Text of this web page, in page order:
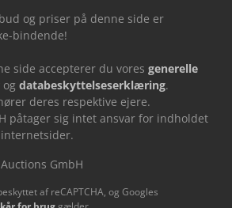
og priser på denne side er
bindende!
side accepterer du vores generelle
og databeskyttelseserklæring.
deres respektive ejere.
påtager sig intet ansvar for indholdet
GmbH
af reCAPTCHA, og Googles